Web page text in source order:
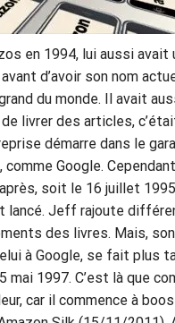
en 1994, lui aussi avait
d’avoir son nom
du monde. Il avait
livrer des articles,
démarre dans le
Google.
soit le 16 juillet
lancé. Jeff rajoute
des livres. Mais,
à Google, se fait plus
mai 1997. C’est là que
car il commence à